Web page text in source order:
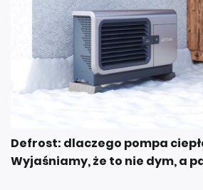
Defrost: dlaczego pompa
Wyjaśniamy, że to nie dym, a